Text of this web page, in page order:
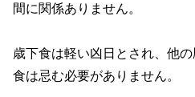
間に関係ありません。
歳下食は軽い凶日とされ、他
食は忌む必要がありません。